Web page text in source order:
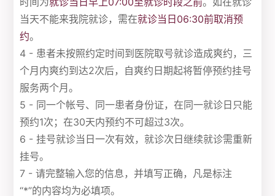
当天不能来我院就诊，需在就诊当日06:30前取消预
约。
4 - 患者未按照约定时间到医院取号就诊造成爽约，三
个月内爽约到达2次后，自爽约日期起将暂停预约挂号
服务两个月。
5 - 同一个帐号、同一患者身份证，在同一就诊日只能
预约1次；在30天内预约不可超过3次。
6 - 挂号就诊当日一次有效，就诊次日继续就诊需重新
挂号。
7 - 请完整输入您的信息，并填写正确，凡是标注
“*”的内容均为必填项。